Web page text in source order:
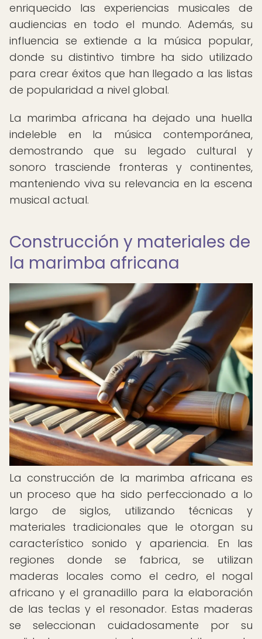
enriquecido las experiencias musicales de
audiencias en todo el mundo. Además, su
influencia se extiende a la música popular,
donde su distintivo timbre ha sido utilizado
para crear éxitos que han llegado a las listas
de popularidad a nivel global.
La marimba africana ha dejado una huella
indeleble en la música contemporánea,
demostrando que su legado cultural y
sonoro trasciende fronteras y continentes,
manteniendo viva su relevancia en la escena
musical actual.
Construcción y materiales de
la marimba africana
La construcción de la marimba africana es
un proceso que ha sido perfeccionado a lo
largo de siglos, utilizando técnicas y
materiales tradicionales que le otorgan su
característico sonido y apariencia. En las
regiones donde se fabrica, se utilizan
maderas locales como el cedro, el nogal
africano y el granadillo para la elaboración
de las teclas y el resonador. Estas maderas
se seleccionan cuidadosamente por su